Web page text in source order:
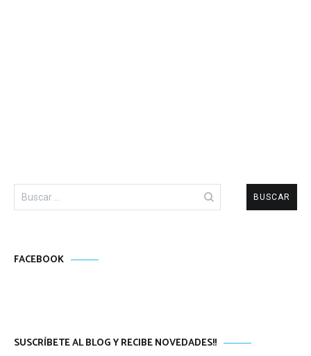
Buscar:
FACEBOOK
SUSCRÍBETE AL BLOG Y RECIBE NOVEDADES!!